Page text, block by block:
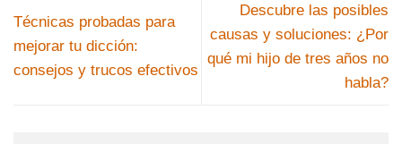
Técnicas probadas para
mejorar tu dicción:
consejos y trucos efectivos
Descubre las posibles
causas y soluciones: ¿Por
qué mi hijo de tres años no
habla?